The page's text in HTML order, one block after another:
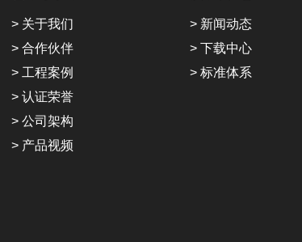
> 关于我们
> 合作伙伴
> 工程案例
> 认证荣誉
> 公司架构
> 产品视频
> 新闻动态
> 下载中心
> 标准体系